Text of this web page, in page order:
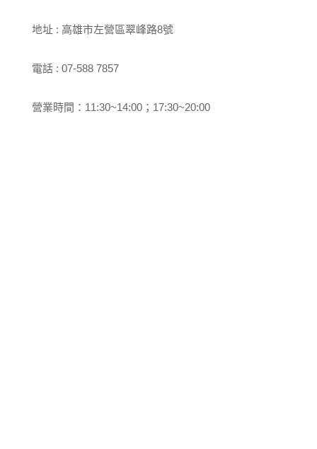
地址 : 高雄市左營區翠峰路8號
電話 : 07-588 7857
營業時間：11:30~14:00；17:30~20:00